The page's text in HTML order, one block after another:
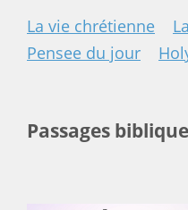
La vie chrétienne
Pensee du jour
Passages